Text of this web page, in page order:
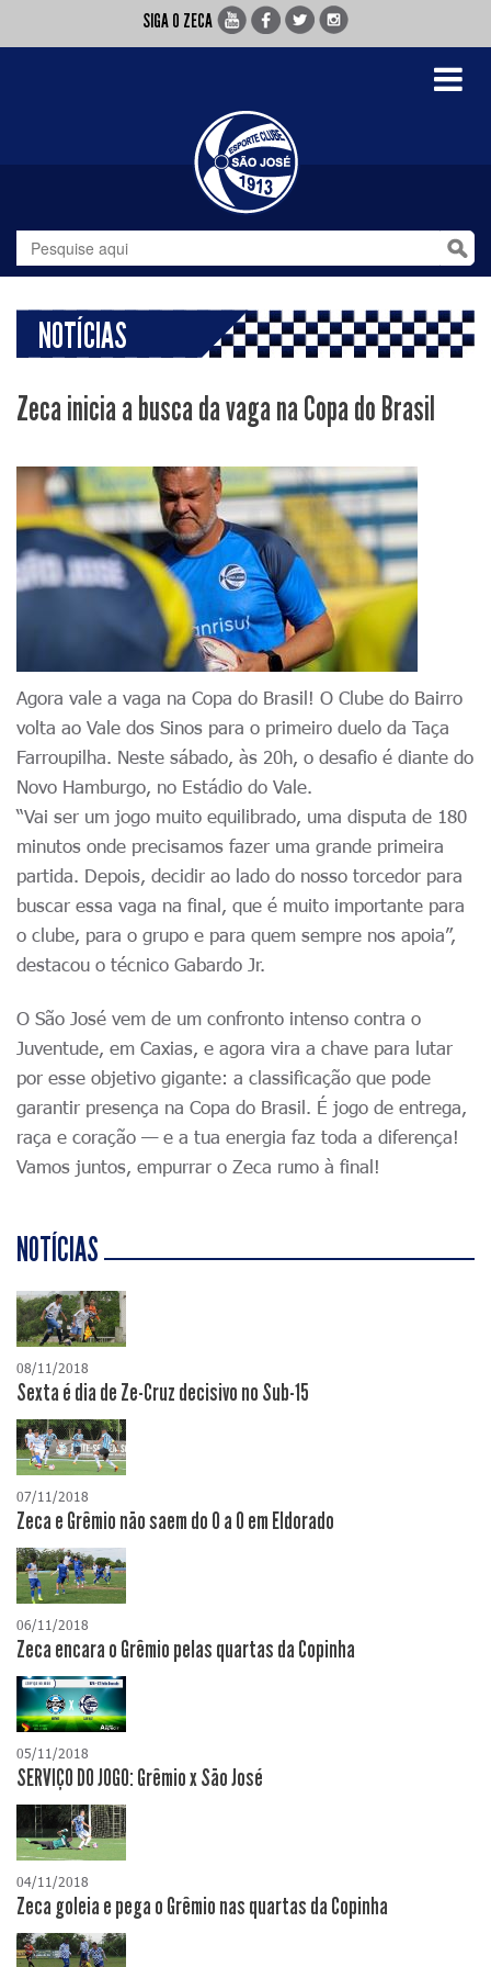
SIGA O ZECA
Toggle
NOTÍCIAS
Zeca inicia a busca da vaga na Copa do Brasil
Agora vale a vaga na Copa do Brasil! O Clube do Bairro
volta ao Vale dos Sinos para o primeiro duelo da Taça
Farroupilha. Neste sábado, às 20h, o desafio é diante do
Novo Hamburgo, no Estádio do Vale.
“Vai ser um jogo muito equilibrado, uma disputa de 180
minutos onde precisamos fazer uma grande primeira
partida. Depois, decidir ao lado do nosso torcedor para
buscar essa vaga na final, que é muito importante para
o clube, para o grupo e para quem sempre nos apoia”,
destacou o técnico Gabardo Jr.
O São José vem de um confronto intenso contra o
Juventude, em Caxias, e agora vira a chave para lutar
por esse objetivo gigante: a classificação que pode
garantir presença na Copa do Brasil. É jogo de entrega,
raça e coração — e a tua energia faz toda a diferença!
Vamos juntos, empurrar o Zeca rumo à final!
NOTÍCIAS
08/11/2018
Sexta é dia de Ze-Cruz decisivo no Sub-15
07/11/2018
Zeca e Grêmio não saem do 0 a 0 em Eldorado
06/11/2018
Zeca encara o Grêmio pelas quartas da Copinha
05/11/2018
SERVIÇO DO JOGO: Grêmio x São José
04/11/2018
Zeca goleia e pega o Grêmio nas quartas da Copinha